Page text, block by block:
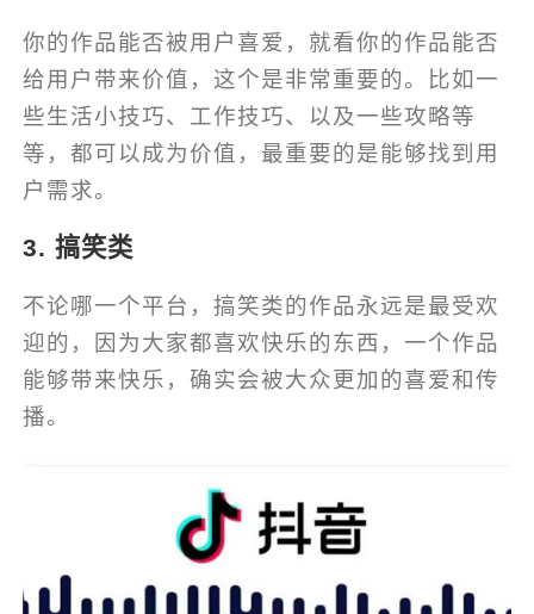
你的作品能否被用户喜爱，就看你的作品能否
给用户带来价值，这个是非常重要的。比如一
些生活小技巧、工作技巧、以及一些攻略等
等，都可以成为价值，最重要的是能够找到用
户需求。
3. 搞笑类
不论哪一个平台，搞笑类的作品永远是最受欢
迎的，因为大家都喜欢快乐的东西，一个作品
能够带来快乐，确实会被大众更加的喜爱和传
播。